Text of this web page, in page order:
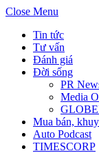
Close Menu
Tin tức
Tư vấn
Đánh giá
Đời sống
PR
Media
Mua bán,
Auto Podcast
TIMESCORP